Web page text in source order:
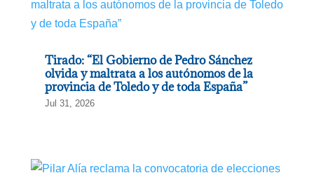
Tirado: “El Gobierno de Pedro Sánchez
olvida y maltrata a los autónomos de la
provincia de Toledo y de toda España”
Jul 31, 2026